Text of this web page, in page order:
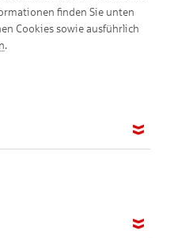
finden Sie unten
Cookies sowie ausführlich
.